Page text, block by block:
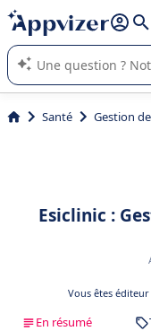
répondre (plusieurs
L'IA de Appvizer vous
logiciel SaaS en
Santé Gestion
Esiclinic :
Vous êtes
En résumé